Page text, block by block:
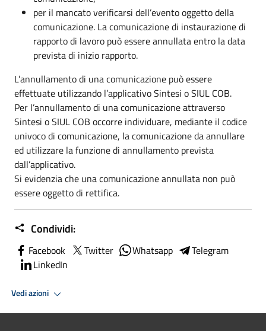
per il mancato verificarsi dell’evento oggetto della
comunicazione. La comunicazione di instaurazione di
rapporto di lavoro può essere annullata entro la data
prevista di inizio rapporto.
L’annullamento di una comunicazione può essere
effettuate utilizzando l’applicativo Sintesi o SIUL COB.
Per l’annullamento di una comunicazione attraverso
Sintesi o SIUL COB occorre individuare, mediante il codice
univoco di comunicazione, la comunicazione da annullare
ed utilizzare la funzione di annullamento prevista
dall’applicativo.
Si evidenzia che una comunicazione annullata non può
essere oggetto di rettifica.
Condividi:
Facebook Twitter Whatsapp
Telegram
LinkedIn
Vedi azioni